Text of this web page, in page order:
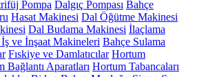
Pompa Dalgıç Pompası Bahçe
Hasat Makinesi Dal Öğütme Makinesi
Dal Budama Makinesi İlaçlama
ve İnşaat Makineleri Bahçe Sulama
Fıskiye ve Damlatıcılar Hortum
Bağlantı Aparatları Hortum Tabancaları